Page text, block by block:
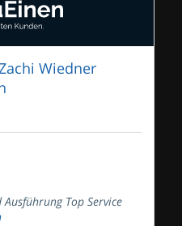
Wiedner
Top Service